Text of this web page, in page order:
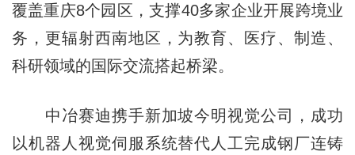
覆盖重庆8个园区，支撑40多家企业开展跨境业
务，更辐射西南地区，为教育、医疗、制造、
科研领域的国际交流搭起桥梁。
中冶赛迪携手新加坡今明视觉公司，成功
以机器人视觉伺服系统替代人工完成钢厂连铸